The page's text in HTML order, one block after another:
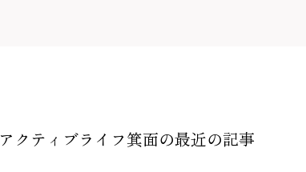
アクティブライフ箕面の最近の記事